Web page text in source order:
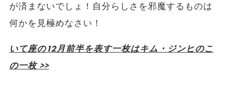
が済まないでしょ！自分らしさを邪魔するものは
何かを見極めなさい！
いて座の12月前半を表す一枚はキム・ジンヒのこ
の一枚 >>